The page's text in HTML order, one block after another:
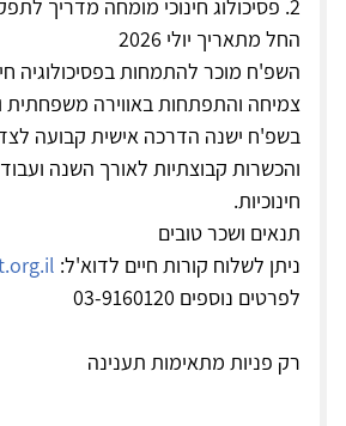
2. פסיכולוג חינוכי מומחה מדריך
החל מתאריך יולי 2026
השפ'ח מוכר להתמחות בפסיכולוגיה
צמיחה והתפתחות באווירה משפחתית
בשפ'ח ישנה הדרכה אישית קבועה לצד
והכשרות קבוצתיות לאורך השנה
חינוכיות.
תנאים ושכר טובים
ניתן לשלוח קורות חיים לדוא'ל:
לפרטים נוספים 03-9160120
רק פניות מתאימות תענינה